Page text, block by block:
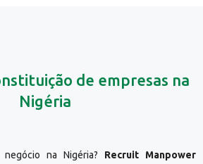
de empresas na
Nigéria
na Nigéria? Recruit Manpower